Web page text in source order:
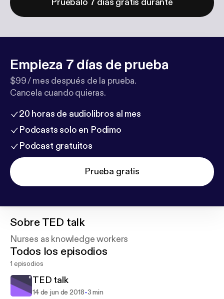
Empieza 7 días de prueba
$99 / mes después de la prueba.
Cancela cuando quieras.
20 horas de audiolibros al mes
Podcasts solo en Podimo
Podcast gratuitos
Prueba gratis
SobreTED talk
Nurses as knowledge workers
Todos los episodios
1 episodios
TED talk
14 de jun de 2018-3 min